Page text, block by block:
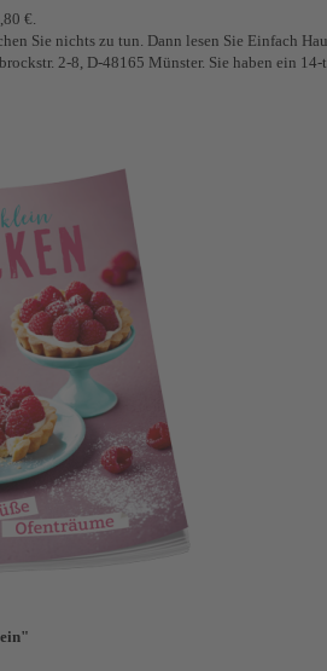
€.
Sie nichts zu tun. Dann lesen Sie Einfach
2-8, D-48165 Münster. Sie haben ein 14-